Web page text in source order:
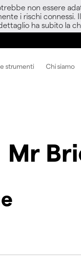
non essere
i rischi
ha subito la
strumenti Chi siamo
Mr